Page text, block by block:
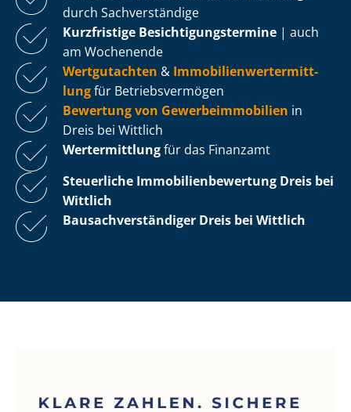
durch Sachverständige
Kurzfristige Be­sich­ti­gungs­ter­mi­ne | auch
am Wochenende
Wertgutachten & Im­mo­bi­li­en­wert­ermitt­
lungfür Be­triebs­ver­mö­gen
Bewertung von Ge­wer­be­im­mo­bi­li­en in
Dreis bei Wittlich
Wertermittlungfür das Finanzamt
Steuerliche Im­mo­bi­li­en­be­wer­tung Dreis bei
Wittlich
Bau­sach­ver­stän­di­ger Dreis bei Wittlich